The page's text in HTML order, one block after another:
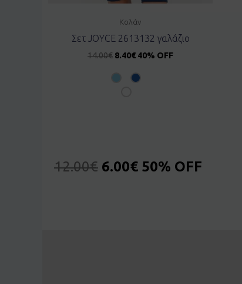
Κολάν
Σετ JOYCE 2613132 γαλάζιο
14.00€ 8.40€ 40% OFF
12.00€ 6.00€ 50% OFF